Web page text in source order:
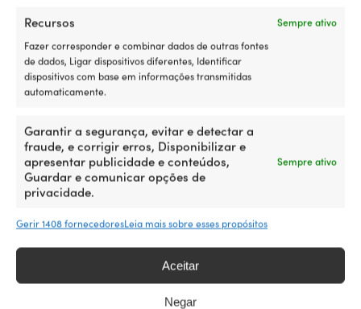
Recursos
Sempre ativo
Fazer corresponder e combinar dados de outras fontes
de dados, Ligar dispositivos diferentes, Identificar
dispositivos com base em informações transmitidas
automaticamente.
Garantir a segurança, evitar e detectar a
fraude, e corrigir erros, Disponibilizar e
apresentar publicidade e conteúdos,
Guardar e comunicar opções de
privacidade.
Sempre ativo
Gerir 1408 fornecedoresLeia mais sobre esses propósitos
Aceitar
Negar
Avaliações (3)
REF:
M501023361
Categorias:Kits de serviço,Para motores
Detalhes
PESO
MARCA